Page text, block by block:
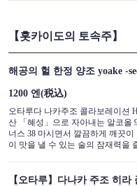
【홋카이도의 토속주】
해공의 헐 한정 양조 yoake -
1200 엔(税込)
오타루다 나카주조 콜라보레이션
산 「혜성」으로 자아내는 알코올
너스 38 마시면서 깔끔하게 깨끗
이 맛을 낼 수 있는 술의 잠재력을
【오타루】다나카 주조 히